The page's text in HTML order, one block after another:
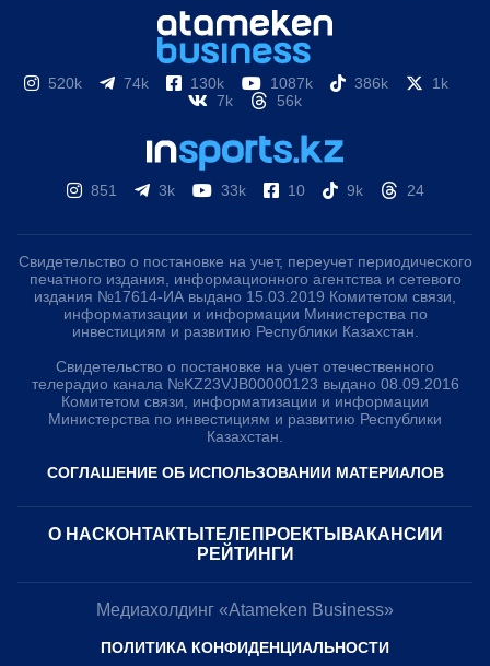
520k 74k 130k 1087k 386k
1k
7k
56k
851 3k 33k 10 9k 24
Свидетельство о постановке на учет, переучет периодического
печатного издания, информационного агентства и сетевого
издания №17614-ИА выдано 15.03.2019 Комитетом связи,
информатизации и информации Министерства по
инвестициям и развитию Республики Казахстан.
Свидетельство о постановке на учет отечественного
телерадио канала №KZ23VJB00000123 выдано 08.09.2016
Комитетом связи, информатизации и информации
Министерства по инвестициям и развитию Республики
Казахстан.
СОГЛАШЕНИЕ ОБ ИСПОЛЬЗОВАНИИ МАТЕРИАЛОВ
О НАС КОНТАКТЫ ТЕЛЕПРОЕКТЫ ВАКАНСИИ
РЕЙТИНГИ
Медиахолдинг «Atameken Business»
ПОЛИТИКА КОНФИДЕНЦИАЛЬНОСТИ